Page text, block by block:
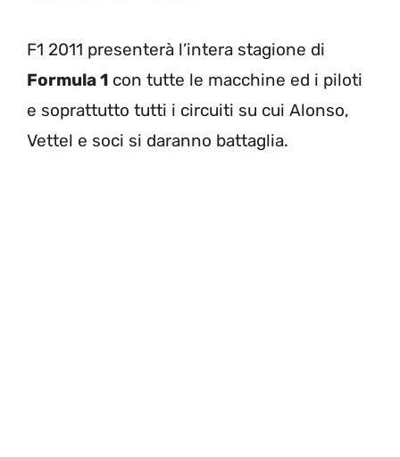
F1 2011 presenterà l’intera stagione di
Formula 1 con tutte le macchine ed i piloti
e soprattutto tutti i circuiti su cui Alonso,
Vettel e soci si daranno battaglia.